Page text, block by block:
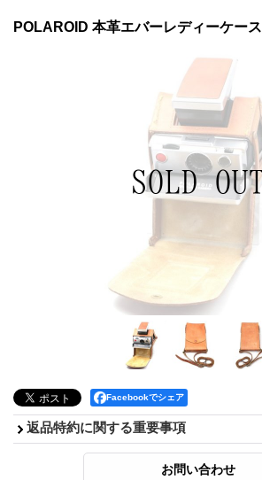
POLAROID 本革エバーレディーケース
Facebookでシェア
返品特約に関する重要事項